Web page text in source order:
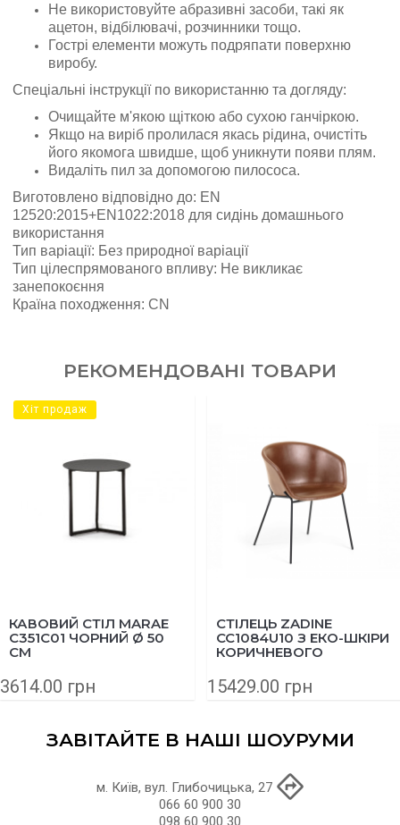
Не використовуйте абразивні засоби, такі як
ацетон, відбілювачі, розчинники тощо.
Гострі елементи можуть подряпати поверхню
виробу.
Спеціальні інструкції по використанню та догляду:
Очищайте м'якою щіткою або сухою ганчіркою.
Якщо на виріб пролилася якась рідина, очистіть
його якомога швидше, щоб уникнути появи плям.
Видаліть пил за допомогою пилососа.
Виготовлено відповідно до: EN
12520:2015+EN1022:2018 для сидінь домашнього
використання
Тип варіації: Без природної варіації
Тип цілеспрямованого впливу: Не викликає
занепокоєння
Країна походження: CN
РЕКОМЕНДОВАНІ ТОВАРИ
Хіт продаж
КАВОВИЙ СТІЛ MARAE
C351C01 ЧОРНИЙ Ø 50
СМ
3614.00 грн
СТІЛЕЦЬ ZADINE
CC1084U10 З ЕКО-ШКІРИ
КОРИЧНЕВОГО
15429.00 грн
ЗАВІТАЙТЕ В НАШІ ШОУРУМИ
м. Київ, вул. Глибочицька, 27
066 60 900 30
098 60 900 30